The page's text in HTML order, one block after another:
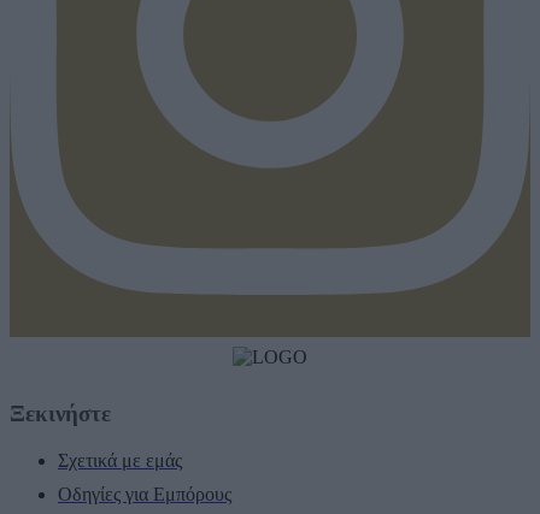
Ξεκινήστε
Σχετικά με εμάς
Οδηγίες για Εμπόρους